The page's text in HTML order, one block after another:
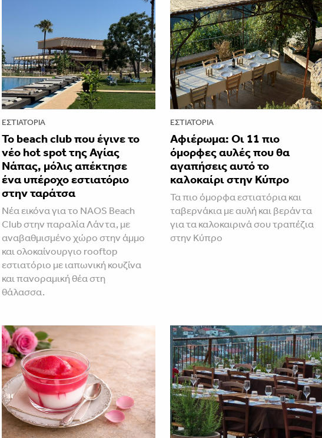
ΕΣΤΙΑΤΌΡΙΑ
Το beach club που έγινε το
νέο hot spot της Αγίας
Νάπας, μόλις απέκτησε
ένα υπέροχο εστιατόριο
στην ταράτσα
Νέα εικόνα για το NAOS Beach
Club στην παραλία Λάντα, με
αναβαθμισμένο χώρο στην άμμο
και ολοκαίνουργιο rooftop
εστιατόριο με ιαπωνική κουζίνα
και πανοραμική θέα στη
θάλασσα.
ΕΣΤΙΑΤΌΡΙΑ
Αφιέρωμα: Οι 11 πιο
όμορφες αυλές που θα
αγαπήσεις αυτό το
καλοκαίρι στην Κύπρο
Τα πιο όμορφα εστιατόρια και
ταβερνάκια με αυλή και βεράντα
για τα καλοκαιρινά σου τραπέζια
στην Κύπρο